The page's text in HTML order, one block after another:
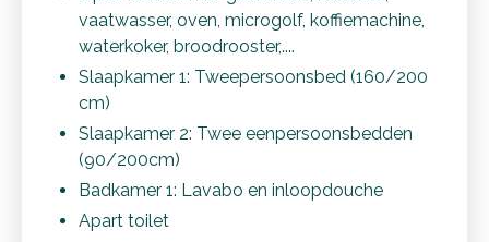
vaatwasser, oven, microgolf, koffiemachine,
waterkoker, broodrooster,....
Slaapkamer 1: Tweepersoonsbed (160/200
cm)
Slaapkamer 2: Twee eenpersoonsbedden
(90/200cm)
Badkamer 1: Lavabo en inloopdouche
Apart toilet